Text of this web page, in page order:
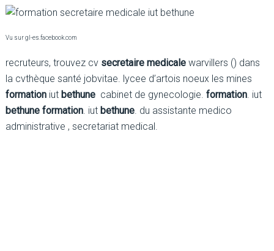
Vu sur gl-es.facebook.com
recruteurs, trouvez cv secretaire medicalewarvillers () dans
la cvthèque santé jobvitae. lycee d’artois noeux les mines
formationiut bethunecabinet de gynecologie. formation. iut
bethune formation. iut bethune. du assistante medico
administrative , secretariat medical.